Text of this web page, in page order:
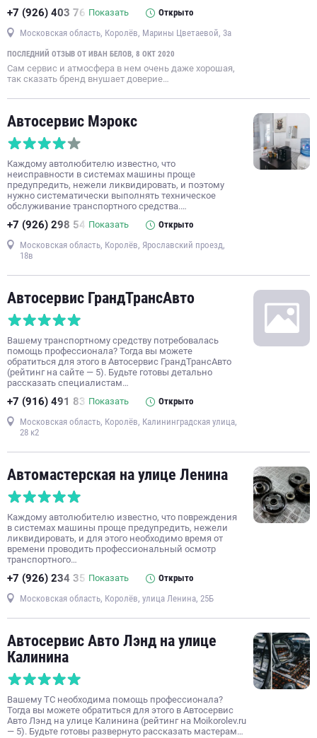
+7 (926) 403 76 Показать Открыто
Московская область, Королёв, Марины Цветаевой, 3а
ПОСЛЕДНИЙ ОТЗЫВ ОТ ИВАН БЕЛОВ, 8 ОКТ 2020
Сам сервис и атмосфера в нем очень даже хорошая,
так сказать бренд внушает доверие…
Автосервис Мэрокс
Каждому автолюбителю известно, что
неисправности в системах машины проще
предупредить, нежели ликвидировать, и поэтому
нужно систематически выполнять техническое
обслуживание транспортного средства.…
+7 (926) 298 54 Показать Открыто
Московская область, Королёв, Ярославский проезд,
18в
Автосервис ГрандТрансАвто
Вашему транспортному средству потребовалась
помощь профессионала? Тогда вы можете
обратиться для этого в Автосервис ГрандТрансАвто
(рейтинг на сайте — 5). Будьте готовы детально
рассказать специалистам…
+7 (916) 491 83 Показать Открыто
Московская область, Королёв, Калининградская улица,
28 к2
Автомастерская на улице Ленина
Каждому автолюбителю известно, что повреждения
в системах машины проще предупредить, нежели
ликвидировать, и для этого необходимо время от
времени проводить профессиональный осмотр
транспортного…
+7 (926) 234 35 Показать Открыто
Московская область, Королёв, улица Ленина, 25Б
Автосервис Авто Лэнд на улице
Калинина
Вашему ТС необходима помощь профессионала?
Тогда вы можете обратиться для этого в Автосервис
Авто Лэнд на улице Калинина (рейтинг на Moikorolev.ru
— 5). Будьте готовы развернуто рассказать мастерам…